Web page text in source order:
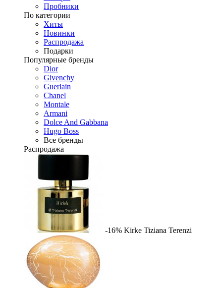
Пробники
По категории
Хиты
Новинки
Распродажа
Подарки
Популярные бренды
Dior
Givenchy
Guerlain
Chanel
Montale
Armani
Dolce And Gabbana
Hugo Boss
Все бренды
Распродажа
-16% Kirke Tiziana Terenzi